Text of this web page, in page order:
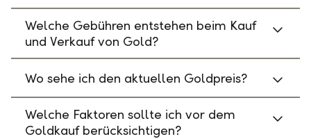
Welche Gebühren entstehen beim Kauf
und Verkauf von Gold?
Wo sehe ich den aktuellen Goldpreis?
Welche Faktoren sollte ich vor dem
Goldkauf berücksichtigen?